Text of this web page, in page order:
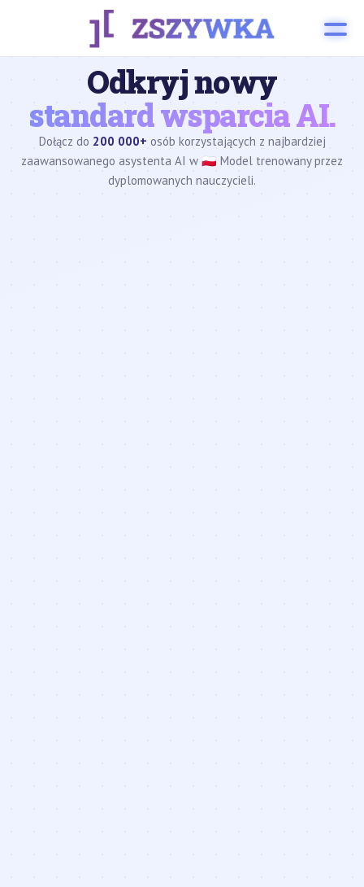
Odkryj nowy
standard wsparcia AI.
Dołącz do 200 000+ osób korzystających z najbardziej
zaawansowanego asystenta AI w 🇵🇱 Model trenowany przez
dyplomowanych nauczycieli.